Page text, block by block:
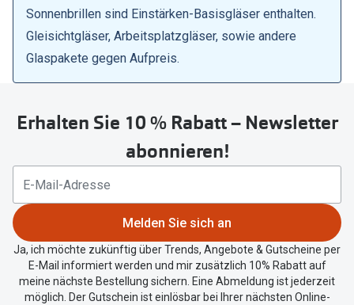
Sonnenbrillen sind Einstärken-Basisgläser enthalten.
Gleisichtgläser, Arbeitsplatzgläser, sowie andere
Glaspakete gegen Aufpreis.
Erhalten Sie 10 % Rabatt – Newsletter
abonnieren!
Melden Sie sich an
Ja, ich möchte zukünftig über Trends, Angebote & Gutscheine per
E-Mail informiert werden und mir zusätzlich 10% Rabatt auf
meine nächste Bestellung sichern. Eine Abmeldung ist jederzeit
möglich. Der Gutschein ist einlösbar bei Ihrer nächsten Online-